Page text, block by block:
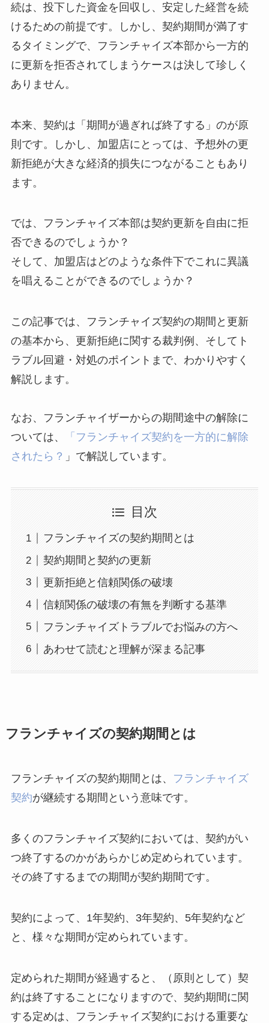
続は、投下した資金を回収し、安定した経営を続
けるための前提です。しかし、契約期間が満了す
るタイミングで、フランチャイズ本部から一方的
に更新を拒否されてしまうケースは決して珍しく
ありません。
本来、契約は「期間が過ぎれば終了する」のが原
則です。しかし、加盟店にとっては、予想外の更
新拒絶が大きな経済的損失につながることもあり
ます。
では、フランチャイズ本部は契約更新を自由に拒
否できるのでしょうか？
そして、加盟店はどのような条件下でこれに異議
を唱えることができるのでしょうか？
この記事では、フランチャイズ契約の期間と更新
の基本から、更新拒絶に関する裁判例、そしてト
ラブル回避・対処のポイントまで、わかりやすく
解説します。
なお、フランチャイザーからの期間途中の解除に
ついては、
「フランチャイズ契約を一方的に解除
されたら？ 」で解説しています。
目次
フランチャイズの契約期間とは
契約期間と契約の更新
更新拒絶と信頼関係の破壊
信頼関係の破壊の有無を判断する基準
フランチャイズトラブルでお悩みの方へ
あわせて読むと理解が深まる記事
フランチャイズの契約期間とは
フランチャイズの契約期間とは、
フランチャイズ
契約が継続する期間という意味です。
多くのフランチャイズ契約においては、契約がい
つ終了するのかがあらかじめ定められています。
その終了するまでの期間が契約期間です。
契約によって、1年契約、3年契約、5年契約など
と、様々な期間が定められています。
定められた期間が経過すると、（原則として）契
約は終了することになりますので、契約期間に関
する定めは、フランチャイズ契約における重要な